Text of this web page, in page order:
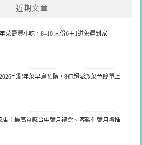
近期文章
菜壽豐小吃，8–10 人份6＋1道免運到家
宅配年菜早鳥預購，8道超澎派菜色簡單上
店｜最高質感台中彌月禮盒、客製化彌月禮推